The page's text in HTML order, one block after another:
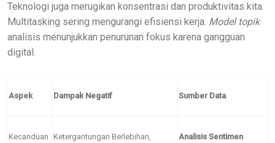
Teknologi juga merugikan konsentrasi dan produktivitas kita.
Multitasking sering mengurangi efisiensi kerja. Model topik
analisis menunjukkan penurunan fokus karena gangguan
digital.
Aspek Dampak Negatif Sumber Data
Kecanduan Ketergantungan Berlebihan,
Analisis Sentimen